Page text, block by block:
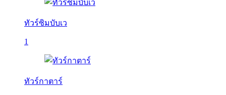
ทัวร์ซิมบับเว
1
ทัวร์กาตาร์